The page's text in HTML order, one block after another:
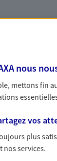
Vous
vie, c'est
confiance et la
que
nous
mettons fin
vos
plus
nos services.